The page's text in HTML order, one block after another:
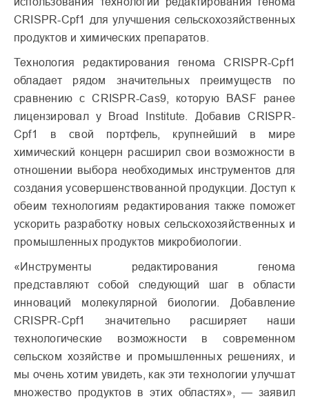
CRISPR-Cpf1 для улучшения сельскохозяйственных
продуктов и химических препаратов.
Технология редактирования генома CRISPR-Cpf1
обладает рядом значительных преимуществ по
сравнению с CRISPR-Cas9, которую BASF ранее
лицензировал у Broad Institute. Добавив CRISPR-
Cpf1 в свой портфель, крупнейший в мире
химический концерн расширил свои возможности в
отношении выбора необходимых инструментов для
создания усовершенствованной продукции. Доступ к
обеим технологиям редактирования также поможет
ускорить разработку новых сельскохозяйственных и
промышленных продуктов микробиологии.
«Инструменты редактирования генома
представляют собой следующий шаг в области
инноваций молекулярной биологии. Добавление
CRISPR-Cpf1 значительно расширяет наши
технологические возможности в современном
сельском хозяйстве и промышленных решениях, и
мы очень хотим увидеть, как эти технологии улучшат
множество продуктов в этих областях», — заявил